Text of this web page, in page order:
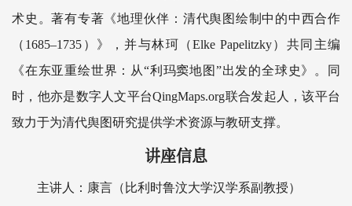
术史。著有专著《地理伙伴：清代舆图绘制中的中西合作
（1685–1735）》，并与林珂（Elke Papelitzky）共同主编
《在东亚重绘世界：从“利玛窦地图”出发的全球史》。同
时，他亦是数字人文平台QingMaps.org联合发起人，该平台
致力于为清代舆图研究提供学术资源与教研支撑。
讲座信息
主讲人：康言（比利时鲁汶大学汉学系副教授）